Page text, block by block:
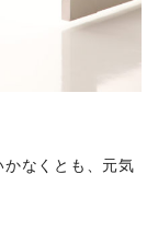
なくとも、元気